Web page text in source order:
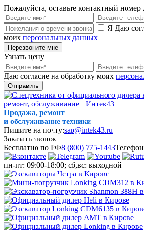
Пожалуйста, оставьте контактный номер
Я Даю
моих персональных данных
Перезвоните мне
Узнать цену
Даю согласие на обработку моих
Отправить
Продажа, ремонт
и обслуживание техники
Пишите на почту:sap@intek43.ru
Заказать звонок
Бесплатно по РФ8 (800) 775-1443
пн-пт: 09:00-18:00; сб,вс: выходной